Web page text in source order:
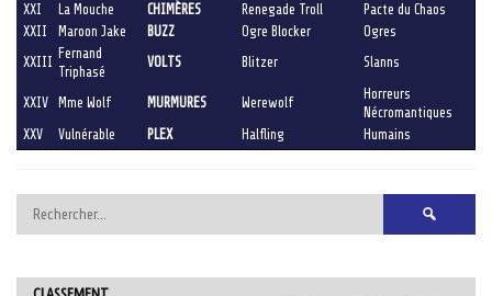
XXI
La Mouche CHIMÈRES Renegade Troll
Pacte du Chaos
XXII
Maroon Jake BUZZ Ogre Blocker
Ogres
XXIII
Fernand
Triphasé
VOLTS Blitzer Slanns
XXIV Mme Wolf MURMURES Werewolf
Horreurs
Nécromantiques
XXV
Vulnérable PLEX Halfling Humains
Rechercher :